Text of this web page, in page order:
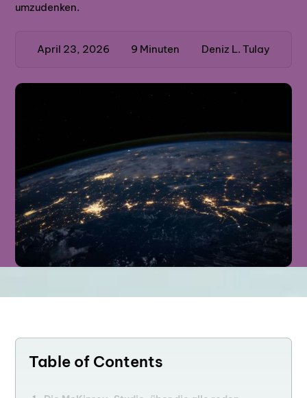
umzudenken.
April 23, 2026 9 Minuten Deniz L. Tulay
Table of Contents